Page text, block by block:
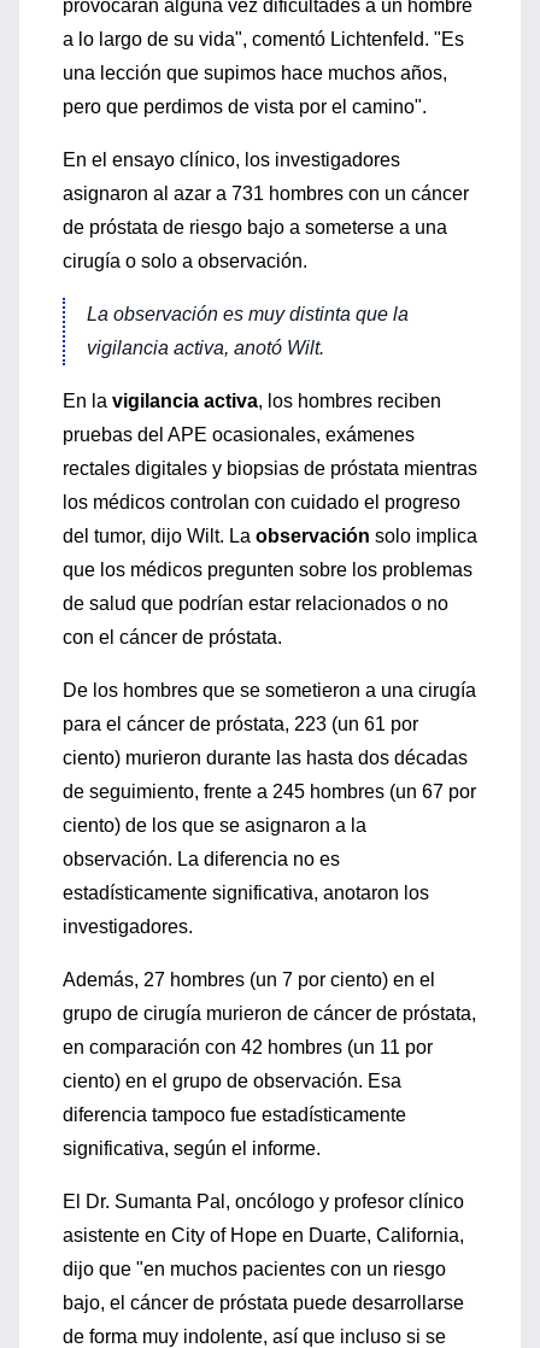
provocarán alguna vez dificultades a un hombre
a lo largo de su vida", comentó Lichtenfeld. "Es
una lección que supimos hace muchos años,
pero que perdimos de vista por el camino".
En el ensayo clínico, los investigadores
asignaron al azar a 731 hombres con un cáncer
de próstata de riesgo bajo a someterse a una
cirugía o solo a observación.
La observación es muy distinta que la
vigilancia activa, anotó Wilt.
En la vigilancia activa, los hombres reciben
pruebas del APE ocasionales, exámenes
rectales digitales y biopsias de próstata mientras
los médicos controlan con cuidado el progreso
del tumor, dijo Wilt. La observación solo implica
que los médicos pregunten sobre los problemas
de salud que podrían estar relacionados o no
con el cáncer de próstata.
De los hombres que se sometieron a una cirugía
para el cáncer de próstata, 223 (un 61 por
ciento) murieron durante las hasta dos décadas
de seguimiento, frente a 245 hombres (un 67 por
ciento) de los que se asignaron a la
observación. La diferencia no es
estadísticamente significativa, anotaron los
investigadores.
Además, 27 hombres (un 7 por ciento) en el
grupo de cirugía murieron de cáncer de próstata,
en comparación con 42 hombres (un 11 por
ciento) en el grupo de observación. Esa
diferencia tampoco fue estadísticamente
significativa, según el informe.
El Dr. Sumanta Pal, oncólogo y profesor clínico
asistente en City of Hope en Duarte, California,
dijo que "en muchos pacientes con un riesgo
bajo, el cáncer de próstata puede desarrollarse
de forma muy indolente, así que incluso si se